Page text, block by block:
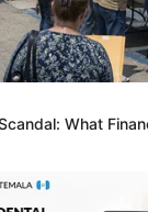
What